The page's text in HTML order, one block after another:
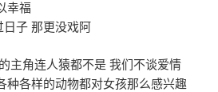
幸福
子 那更没戏阿
主角连人猿都不是 我们不谈爱情
种各样的动物都对女孩那么感兴趣